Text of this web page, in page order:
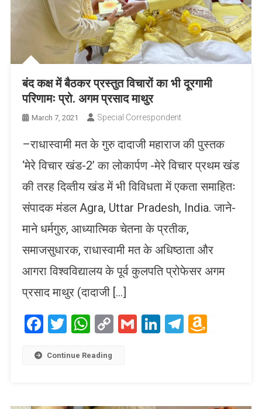
बंद कक्ष में बैठकर प्रस्तुत विचारों का भी दूरगामी
परिणामः प्रो. अगम प्रसाद माथुर
March 7, 2021 Special Correspondent
–राधास्वामी मत के गुरु दादाजी महाराज की पुस्तक
‘मेरे विचार खंड-2’ का लोकार्पण -मेरे विचार प्रथम खंड
की तरह दिव्तीय खंड में भी विविधता में एकता समाहितः
संपादक मंडल Agra, Uttar Pradesh, India. जाने-
माने धर्मगुरु, आध्यात्मिक चेतना के प्रतीक,
समाजसुधारक, राधास्वामी मत के अधिष्ठाता और
आगरा विश्वविद्यालय के पूर्व कुलपति प्रोफेसर अगम
प्रसाद माथुर (दादाजी […]
Facebook
Twitter
WhatsApp
CopyGmailLinkedIn
Telegram
Continue Reading